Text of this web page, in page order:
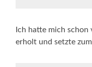
Ich hatte mich
erholt und setzte